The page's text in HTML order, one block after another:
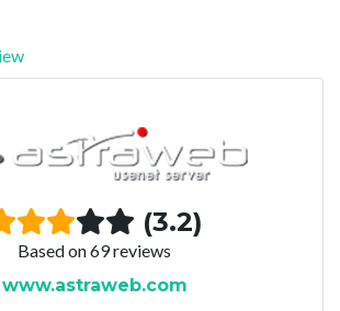
(3.2)
Based on 69 reviews
www.astraweb.com